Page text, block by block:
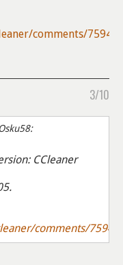
comments/75947/
3/10
CCleaner
comments/75947/